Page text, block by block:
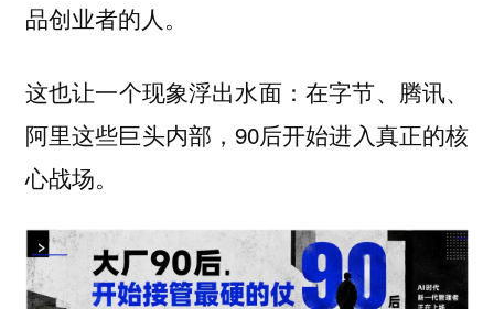
品创业者的人。
这也让一个现象浮出水面：在字节、腾讯、
阿里这些巨头内部，90后开始进入真正的核
心战场。